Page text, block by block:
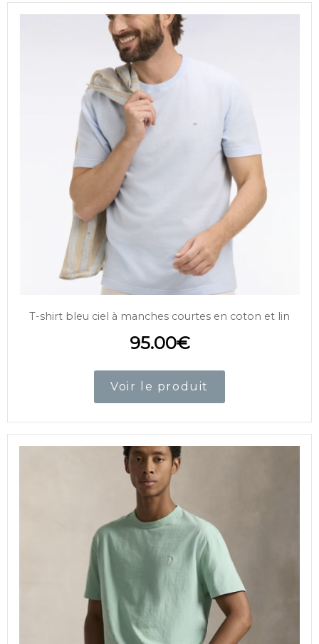
T-shirt bleu ciel à manches courtes en coton et lin
95.00€
Voir le produit